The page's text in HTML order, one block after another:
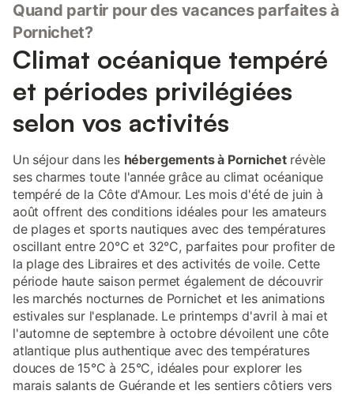
Quand partir pour des vacances parfaites à
Pornichet?
Climat océanique tempéré
et périodes privilégiées
selon vos activités
Un séjour dans les hébergements à Pornichetrévèle
ses charmes toute l'année grâce au climat océanique
tempéré de la Côte d'Amour. Les mois d'été de juin à
août offrent des conditions idéales pour les amateurs
de plages et sports nautiques avec des températures
oscillant entre 20°C et 32°C, parfaites pour profiter de
la plage des Libraires et des activités de voile. Cette
période haute saison permet également de découvrir
les marchés nocturnes de Pornichet et les animations
estivales sur l'esplanade. Le printemps d'avril à mai et
l'automne de septembre à octobre dévoilent une côte
atlantique plus authentique avec des températures
douces de 15°C à 25°C, idéales pour explorer les
marais salants de Guérande et les sentiers côtiers vers